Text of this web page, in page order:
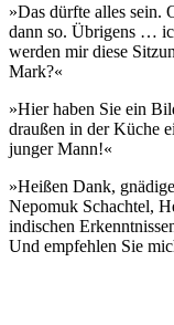
»Das dürfte alles sein.
dann so. Übrigens …
werden mir diese
Mark?«
»Hier haben Sie ein
draußen in der Küche
junger Mann!«
»Heißen Dank,
Nepomuk Schachtel,
indischen
Und empfehlen Sie